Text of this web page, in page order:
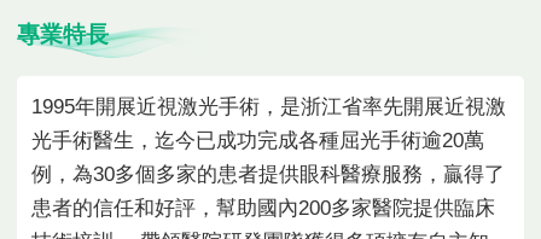
專業特長
1995年開展近視激光手術，是浙江省率先開展近視激
光手術醫生，迄今已成功完成各種屈光手術逾20萬
例，為30多個多家的患者提供眼科醫療服務，贏得了
患者的信任和好評，幫助國內200多家醫院提供臨床